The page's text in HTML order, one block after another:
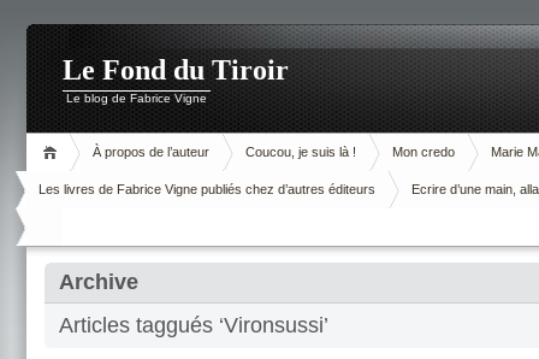
Le Fond du Tiroir
Le blog de Fabrice Vigne
À propos de l’auteur Coucou, je suis là ! Mon credo Marie
Les livres de Fabrice Vigne publiés chez d’autres éditeurs Ecrire d’une main,
Archive
Articles taggués ‘Vironsussi’